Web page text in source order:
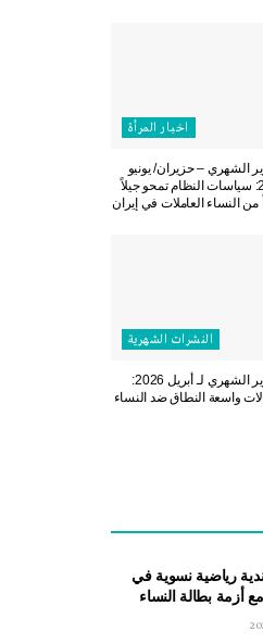
اخبار المرأة
الشهري – حزيران/ يونيو
2026: سياسات النظام تمحو جيلاً
من النساء العاملات في إيران
النشرات الشهریة
التقرير الشهري لـ أبريل 2026:
واسعة النطاق ضد النساء
رياضية نسوية في
أزمة بطالة النساء